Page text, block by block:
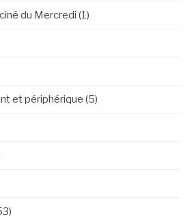
du Mercredi (1)
et périphérique (5)